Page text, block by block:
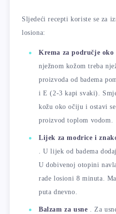
Sljedeći recepti koriste se za
losiona:
Krema za područje
nježnom kožom treba
proizvoda od badema
i E (2-3 kapi svaki).
kožu oko očiju i ostavi
proizvod toplom vodom.
Lijek za modrice i
. U lijek od badema
U dobivenoj otopini
rade losioni 8 minuta.
puta dnevno.
Balzam za usne . Za